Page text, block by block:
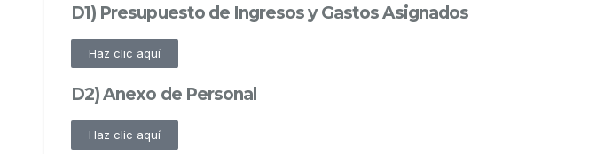
D1) Presupuesto de Ingresos y Gastos Asignados
Haz clic aquí
D2) Anexo de Personal
Haz clic aquí